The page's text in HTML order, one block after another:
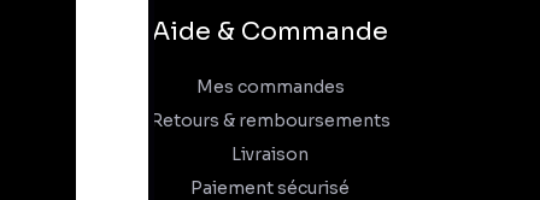
Aide & Commande
Mes commandes
Retours & remboursements
Livraison
Paiement sécurisé